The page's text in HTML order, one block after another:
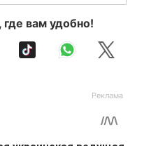
вам удобно!